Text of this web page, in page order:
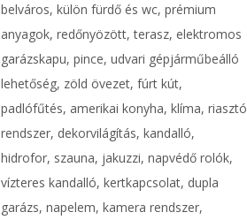
belváros, külön fürdő és wc, prémium
anyagok, redőnyözött, terasz, elektromos
garázskapu, pince, udvari gépjárműbeálló
lehetőség, zöld övezet, fúrt kút,
padlófűtés, amerikai konyha, klíma, riasztó
rendszer, dekorvilágítás, kandalló,
hidrofor, szauna, jakuzzi, napvédő rolók,
vízteres kandalló, kertkapcsolat, dupla
garázs, napelem, kamera rendszer,